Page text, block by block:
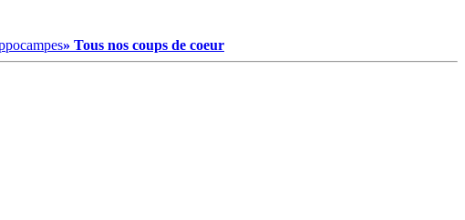
» Tous nos coups de coeur